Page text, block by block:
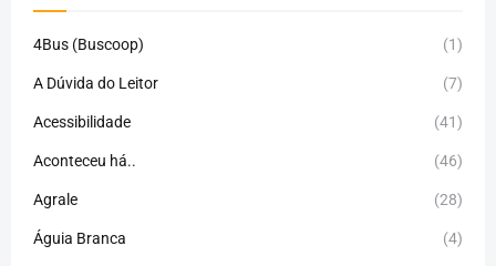
4Bus (Buscoop) (1)
A Dúvida do Leitor (7)
Acessibilidade (41)
Aconteceu há.. (46)
Agrale (28)
Águia Branca (4)